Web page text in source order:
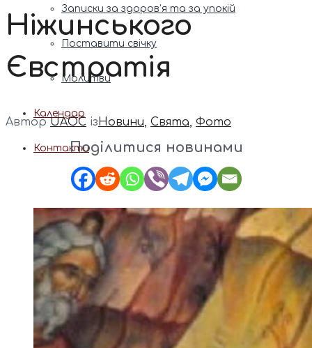
Записки за здоров’я та за упокій
Поставити свічку
Молитви
Календар
Контакти
Ніжинського
Євстратія
АвторUAOC ізНовини, Свята, Фото
Поділитися новинами